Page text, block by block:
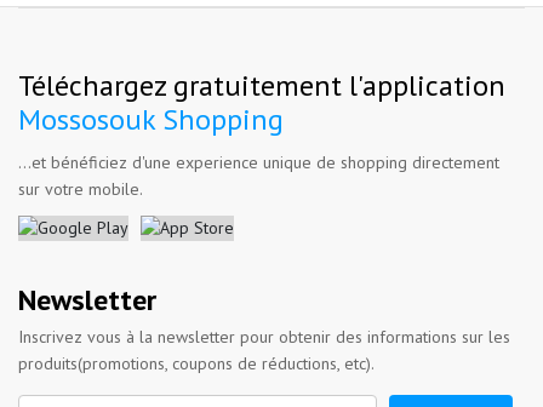
Téléchargez gratuitement l'application
Mossosouk Shopping
...et bénéficiez d'une experience unique de shopping directement
sur votre mobile.
Newsletter
Inscrivez vous à la newsletter pour obtenir des informations sur les
produits(promotions, coupons de réductions, etc).